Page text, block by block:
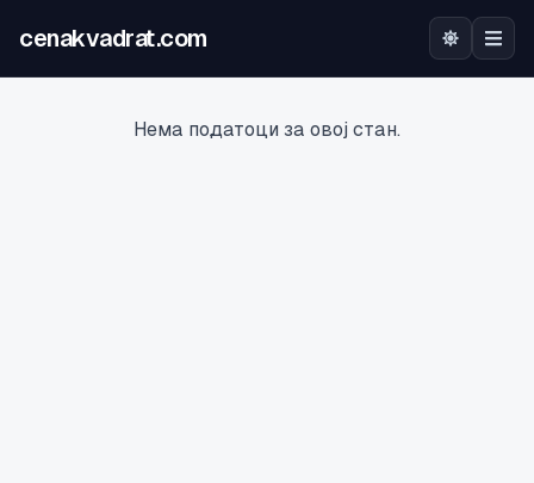
cenakvadrat.com
Нема податоци за овој стан.